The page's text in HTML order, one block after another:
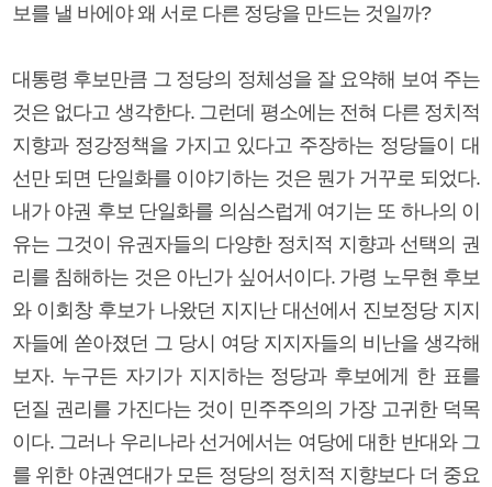
보를 낼 바에야 왜 서로 다른 정당을 만드는 것일까?
대통령 후보만큼 그 정당의 정체성을 잘 요약해 보여 주는
것은 없다고 생각한다. 그런데 평소에는 전혀 다른 정치적
지향과 정강정책을 가지고 있다고 주장하는 정당들이 대
선만 되면 단일화를 이야기하는 것은 뭔가 거꾸로 되었다.
내가 야권 후보 단일화를 의심스럽게 여기는 또 하나의 이
유는 그것이 유권자들의 다양한 정치적 지향과 선택의 권
리를 침해하는 것은 아닌가 싶어서이다. 가령 노무현 후보
와 이회창 후보가 나왔던 지지난 대선에서 진보정당 지지
자들에 쏟아졌던 그 당시 여당 지지자들의 비난을 생각해
보자. 누구든 자기가 지지하는 정당과 후보에게 한 표를
던질 권리를 가진다는 것이 민주주의의 가장 고귀한 덕목
이다. 그러나 우리나라 선거에서는 여당에 대한 반대와 그
를 위한 야권연대가 모든 정당의 정치적 지향보다 더 중요